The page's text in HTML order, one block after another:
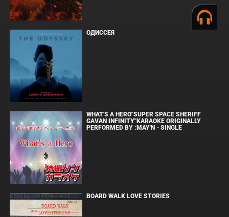
ОДИССЕЯ
WHAT'S A HERO"SUPER SPACE SHERIFF
GAVAN INFINITY"KARAOKE ORIGINALLY
PERFORMED BY :MAY'N - SINGLE
BOARD WALK LOVE STORIES